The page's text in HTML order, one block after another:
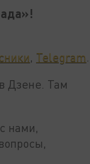
Telegram
в Дзене. Там
нами,